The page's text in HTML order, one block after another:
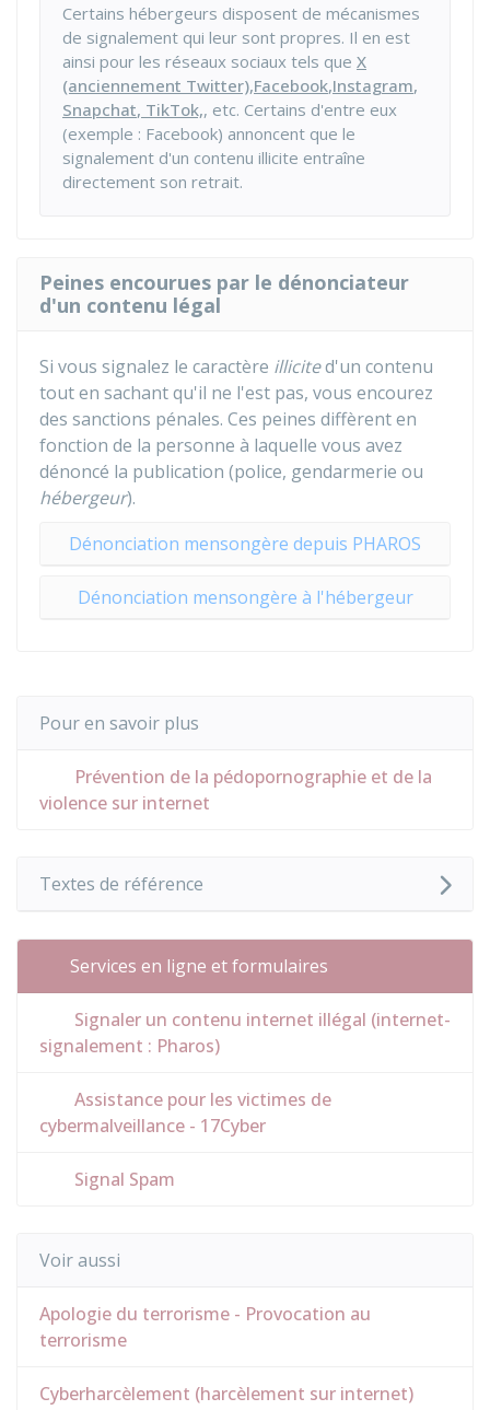
Certains hébergeurs disposent de mécanismes
de signalement qui leur sont propres. Il en est
ainsi pour les réseaux sociaux tels que X
(anciennement Twitter),Facebook,Instagram,
Snapchat, TikTok,, etc. Certains d'entre eux
(exemple : Facebook) annoncent que le
signalement d'un contenu illicite entraîne
directement son retrait.
Peines encourues par le dénonciateur
d'un contenu légal
Si vous signalez le caractère illicited'un contenu
tout en sachant qu'il ne l'est pas, vous encourez
des sanctions pénales. Ces peines diffèrent en
fonction de la personne à laquelle vous avez
dénoncé la publication (police, gendarmerie ou
hébergeur).
Dénonciation mensongère depuis PHAROS
Dénonciation mensongère à l'hébergeur
Pour en savoir plus
Prévention de la pédopornographie et de la
violence sur internet
Textes de référence
Services en ligne et formulaires
Signaler un contenu internet illégal (internet-
signalement : Pharos)
Assistance pour les victimes de
cybermalveillance - 17Cyber
Signal Spam
Voir aussi
Apologie du terrorisme - Provocation au
terrorisme
Cyberharcèlement (harcèlement sur internet)